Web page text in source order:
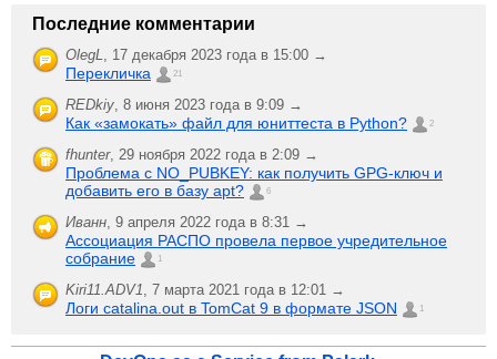
Последние комментарии
OlegL, 17 декабря 2023 года в 15:00 →
Перекличка 21
REDkiy, 8 июня 2023 года в 9:09 →
Как «замокать» файл для юниттеста в Python? 2
fhunter, 29 ноября 2022 года в 2:09 →
Проблема с NO_PUBKEY: как получить GPG-ключ и
добавить его в базу apt?
6
Иванн, 9 апреля 2022 года в 8:31 →
Ассоциация РАСПО провела первое учредительное
собрание
1
Kiri11.ADV1, 7 марта 2021 года в 12:01 →
Логи catalina.out в TomCat 9 в формате JSON 1